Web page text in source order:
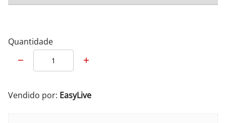
Quantidade
Vendido por: EasyLive